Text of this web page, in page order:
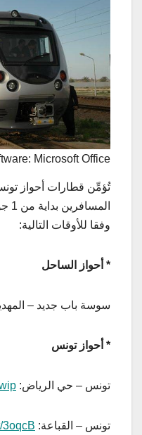
Microsoft Office
تُؤمِّن قطارات أحواز
وفقا للأوقات التالية:
* أحواز الساحل
سوسة باب جديد –
* أحواز تونس
تونس – حي الرياض:
تونس – القباعة: 3oqcB